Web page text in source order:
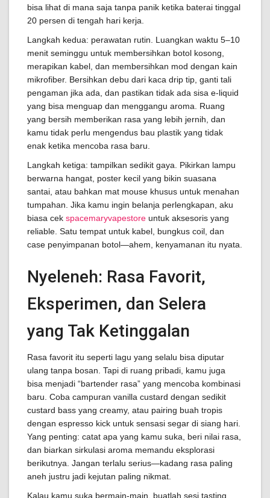
bisa lihat di mana saja tanpa panik ketika baterai tinggal
20 persen di tengah hari kerja.
Langkah kedua: perawatan rutin. Luangkan waktu 5–10
menit seminggu untuk membersihkan botol kosong,
merapikan kabel, dan membersihkan mod dengan kain
mikrofiber. Bersihkan debu dari kaca drip tip, ganti tali
pengaman jika ada, dan pastikan tidak ada sisa e-liquid
yang bisa menguap dan menggangu aroma. Ruang
yang bersih memberikan rasa yang lebih jernih, dan
kamu tidak perlu mengendus bau plastik yang tidak
enak ketika mencoba rasa baru.
Langkah ketiga: tampilkan sedikit gaya. Pikirkan lampu
berwarna hangat, poster kecil yang bikin suasana
santai, atau bahkan mat mouse khusus untuk menahan
tumpahan. Jika kamu ingin belanja perlengkapan, aku
biasa cek spacemaryvapestore untuk aksesoris yang
reliable. Satu tempat untuk kabel, bungkus coil, dan
case penyimpanan botol—ahem, kenyamanan itu nyata.
Nyeleneh: Rasa Favorit,
Eksperimen, dan Selera
yang Tak Ketinggalan
Rasa favorit itu seperti lagu yang selalu bisa diputar
ulang tanpa bosan. Tapi di ruang pribadi, kamu juga
bisa menjadi “bartender rasa” yang mencoba kombinasi
baru. Coba campuran vanilla custard dengan sedikit
custard bass yang creamy, atau pairing buah tropis
dengan espresso kick untuk sensasi segar di siang hari.
Yang penting: catat apa yang kamu suka, beri nilai rasa,
dan biarkan sirkulasi aroma memandu eksplorasi
berikutnya. Jangan terlalu serius—kadang rasa paling
aneh justru jadi kejutan paling nikmat.
Kalau kamu suka bermain-main, buatlah sesi tasting